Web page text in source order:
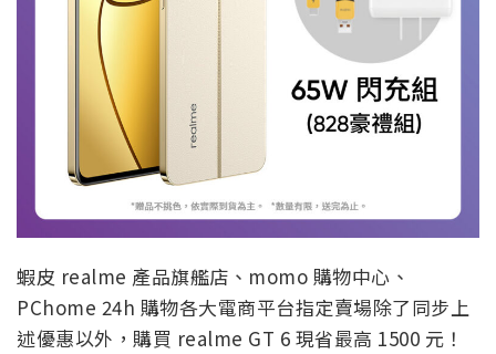
蝦皮 realme 產品旗艦店、 momo 購物中心、
PChome 24h 購物各大電商平台指定賣場除了同步上
述優惠以外，購買 realme GT 6 現省最高 1500 元！